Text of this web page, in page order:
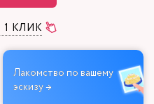
КЛИК
Лакомство по вашему
эскизу →